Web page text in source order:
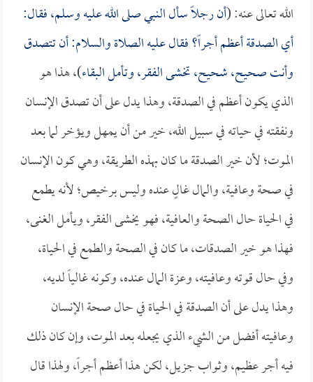
الله تعالى عنه: (أن رجلاً سأل النبي صلى الله عليه وسلم، فقال:
أي الصدقة أعظم أجراً؟ فقال عليه الصلاة والسلام: أن تتصدق
وأنت صحيح، شحيح، تخشى الفقر، وتأمل البقاء)، هذا هو
الذي يكون أعظم في الصدقة، وهذا يدل على أن تصدق الإنسان
ونفقته في حياته في سبيل الله، خير من أن يمهل ويؤخر لما بعد
الموت؛ لأن خير الصدقة ما كان بهذه الطريقة، وهي كون الإنسان
في صحة وعافية، والمال غالٍ عنده وليس برخيص؛ لأنه يطمع
في الحياة حال الصحة والعافية، فهو يخشى الفقر، ويأمل الغنى،
فهذا هو خير الصدقات، ما كان في الصحة والطمع في الحياة،
وفي حال قوته وعافيته، وعزة المال عنده، وكونه غالياً لديه،
وهذا يدل على أن الصدقة في الحياة في حال صحة الإنسان
وعافيته أفضل من الشيء الذي يجعله بعد الموت، وإن كان ذلك
فيه أجر عظيم، وثواب جزيل، لكن هذا أعظم أجراً، ولهذا قال